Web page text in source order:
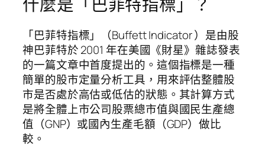
「巴菲特指標」（Buffett Indicator ）是由股
神巴菲特於 2001 年在美國《財星》雜誌發表
的一篇文章中首度提出的。這個指標是一種
簡單的股市定量分析工具，用來評估整體股
市是否處於高估或低估的狀態。其計算方式
是將全體上市公司股票總市值與國民生產總
值（GNP）或國內生產毛額（GDP）做比
較。